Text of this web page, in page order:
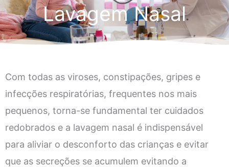
Lavagem Nasal
Com todas as viroses, constipações, gripes e
infecções respiratórias, frequentes nos mais
pequenos, torna-se fundamental ter cuidados
redobrados e a lavagem nasal é indispensável
para aliviar o desconforto das crianças e evitar
que as secreções se acumulem evitando a